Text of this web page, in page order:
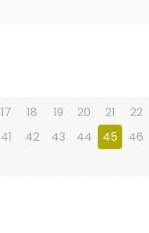
17 18 19 20 21 22
41 42 43 44 45 46